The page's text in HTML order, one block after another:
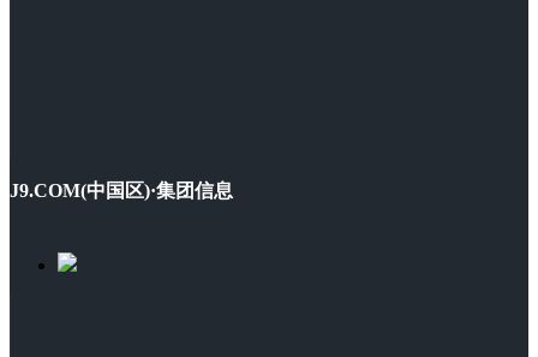
J9.COM(中国区)·集团信息